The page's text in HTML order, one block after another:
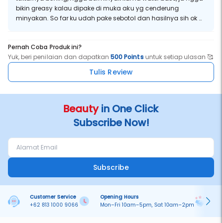
bikin greasy kalau dipake di muka aku yg cenderung
minyakan. So far ku udah pake sebotol dan hasilnya sih ok di
Pernah Coba Produk ini?
Yuk, beri penilaian dan dapatkan500 Pointsuntuk setiap ulasan 🥰
Tulis Review
Beautyin One Click
Subscribe Now!
Subscribe
Customer Service
+62 813 1000 9066
Opening Hours
Mon–Fri 10am–5pm, Sat 10am–2pm